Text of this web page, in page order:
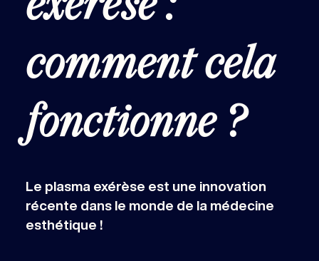
comment cela
fonctionne ?
Le plasma exérèse est une innovation
récente dans le monde de la médecine
esthétique !